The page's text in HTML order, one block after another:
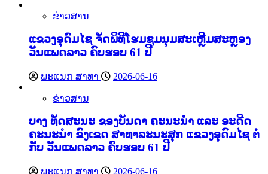
ຂ່າວສານ
ແຂວງອຸດົມໄຊ ຈັດພິທີໂຮມຊຸມນຸມສະເຫຼີມສະຫຼອງ
ວັນແພດລາວ ຄົບຮອບ 61 ປີ
ພະແນກ ສາທາ 2026-06-16
ຂ່າວສານ
ບາງ ທັດສະນະ ຂອງບັນດາ ຄະນະນຳ ແລະ ອະດີດ
ຄະນະນຳ ຂົງເຂດ ສາທາລະນະສຸກ ແຂວງອຸດົມໄຊ ຕໍ່
ກັບ ວັນແພດລາວ ຄົບຮອບ 61 ປີ
ພະແນກ ສາທາ 2026-06-16